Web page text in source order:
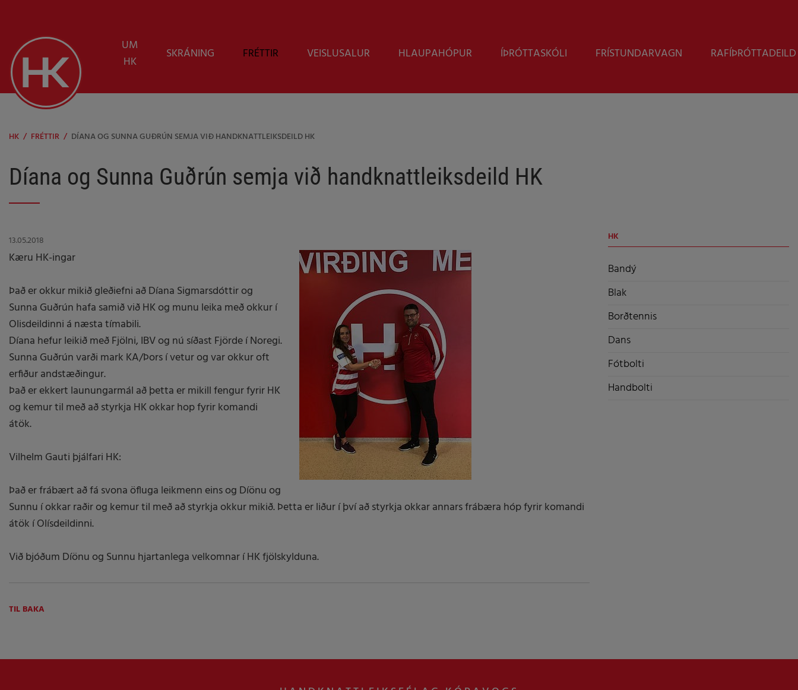
UM
HK
SKRÁNING FRÉTTIR VEISLUSALUR HLAUPAHÓPUR ÍÞRÓTTASKÓLI FRÍSTUNDARVAGN RAFÍÞRÓTTADEILD
Leita
HK / FRÉTTIR / DÍANA OG SUNNA GUÐRÚN SEMJA VIÐ HANDKNATTLEIKSDEILD HK
Díana og Sunna Guðrún semja við handknattleiksdeild HK
13.05.2018
Kæru HK-ingar
Það er okkur mikið gleðiefni að Díana Sigmarsdóttir og
Sunna Guðrún hafa samið við HK og munu leika með okkur í
Olisdeildinni á næsta tímabili.
Díana hefur leikið með Fjölni, IBV og nú síðast Fjörde í Noregi.
Sunna Guðrún varði mark KA/Þors í vetur og var okkur oft
erfiður andstæðingur.
Það er ekkert launungarmál að þetta er mikill fengur fyrir HK
og kemur til með að styrkja HK okkar hop fyrir komandi
átök.
Vilhelm Gauti þjálfari HK:
Það er frábært að fá svona öfluga leikmenn eins og Díönu og
Sunnu í okkar raðir og kemur til með að styrkja okkur mikið. Þetta er liður í því að styrkja okkar annars frábæra hóp fyrir komandi
átök í Olísdeildinni.
Við bjóðum Díönu og Sunnu hjartanlega velkomnar í HK fjölskylduna.
TIL BAKA
HK
Bandý
Blak
Borðtennis
Dans
Fótbolti
Handbolti